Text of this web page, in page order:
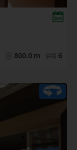
6
800.0 m
a piano terra
attrezzato
letto doppio
bagno con
di tutti i sanitari